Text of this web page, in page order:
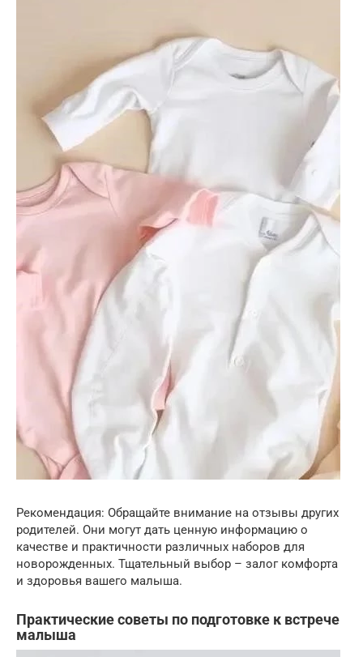
Рекомендация: Обращайте внимание на отзывы других
родителей. Они могут дать ценную информацию о
качестве и практичности различных наборов для
новорожденных. Тщательный выбор – залог комфорта
и здоровья вашего малыша.
Практические советы по подготовке к встрече
малыша